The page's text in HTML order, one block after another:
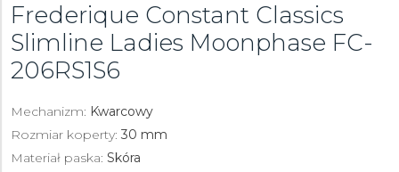
Frederique Constant Classics
Slimline Ladies Moonphase FC-
206RS1S6
Mechanizm: Kwarcowy
Rozmiar koperty: 30 mm
Materiał paska: Skóra